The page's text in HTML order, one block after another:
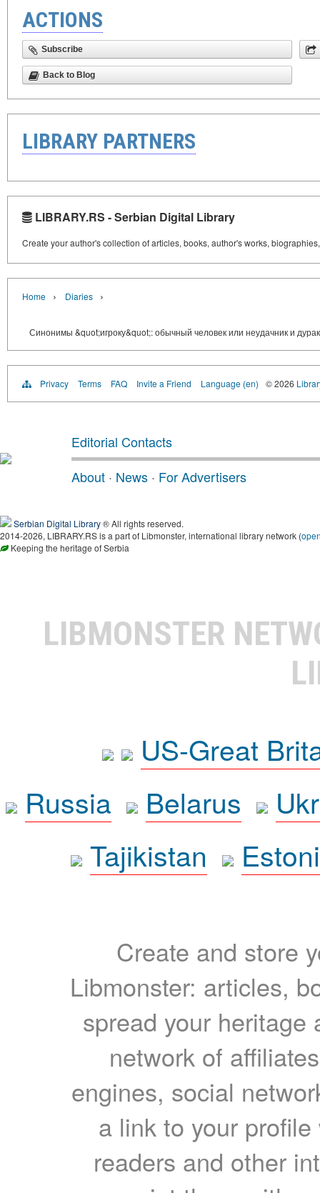
ACTIONS
Subscribe
Back to Blog
LIBRARY PARTNERS
LIBRARY.RS - Serbian Digital Library
Create your author's collection of articles, books, author's works,
Home › Diaries ›
Синонимы &quot;игроку&quot;: обычный человек или неудачник и
Privacy Terms FAQ Invite a Friend Language (en) © 2026
Editorial Contacts
About · News · For Advertisers
Serbian Digital Library® All rights reserved.
2014-2026, LIBRARY.RS is a part of Libmonster, international library network (
Keeping the heritage of Serbia
LIBMONSTER
US-Great
Russia
Belarus
Tajikistan
Create and store
Libmonster: articles,
spread your heritage
network of
engines, social
a link to your
readers and other